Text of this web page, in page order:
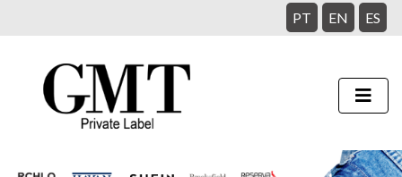
PT EN ES